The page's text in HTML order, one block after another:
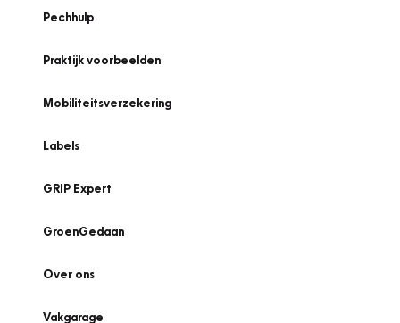
Pechhulp
Praktijk voorbeelden
Mobiliteitsverzekering
Labels
GRIP Expert
GroenGedaan
Over ons
Vakgarage